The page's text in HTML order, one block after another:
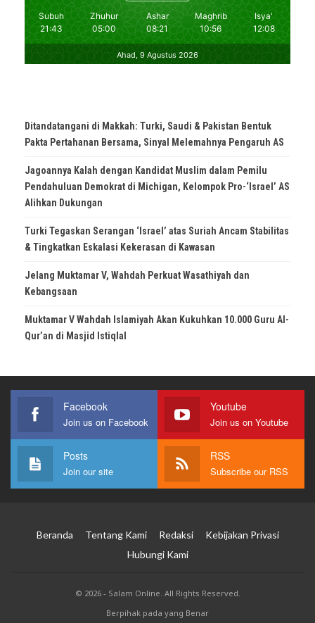
Ditandatangani di Makkah: Turki, Saudi & Pakistan Bentuk
Pakta Pertahanan Bersama, Sinyal Melemahnya Pengaruh AS
Jagoannya Kalah dengan Kandidat Muslim dalam Pemilu
Pendahuluan Demokrat di Michigan, Kelompok Pro-‘Israel’ AS
Alihkan Dukungan
Turki Tegaskan Serangan ‘Israel’ atas Suriah Ancam Stabilitas
& Tingkatkan Eskalasi Kekerasan di Kawasan
Jelang Muktamar V, Wahdah Perkuat Wasathiyah dan
Kebangsaan
Muktamar V Wahdah Islamiyah Akan Kukuhkan 10.000 Guru Al-
Qur’an di Masjid Istiqlal
Facebook
Join us on Facebook
Youtube
Join us on Youtube
Posts
Join our site
RSS
Subscribe our RSS
Beranda Tentang Kami Redaksi
Kebijakan Privasi
Hubungi Kami
© 2026 - Salam Online. All Rights Reserved.
Berpihak pada yang Benar